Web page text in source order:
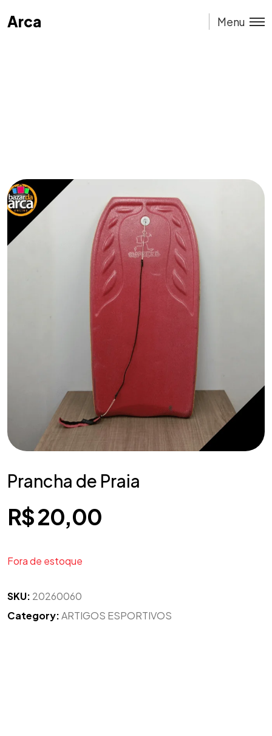
Arca
Arca Menu
Prancha de Praia
R$20,00
Fora de estoque
SKU: 20260060
Category:ARTIGOS ESPORTIVOS